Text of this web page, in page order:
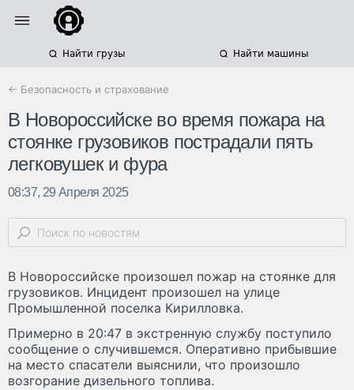
Найти грузы Найти машины
← Безопасность и страхование
В Новороссийске во время пожара на
стоянке грузовиков пострадали пять
легковушек и фура
08:37, 29 Апреля 2025
В Новороссийске произошел пожар на стоянке для
грузовиков. Инцидент произошел на улице
Промышленной поселка Кирилловка.
Примерно в 20:47 в экстренную службу поступило
сообщение о случившемся. Оперативно прибывшие
на место спасатели выяснили, что произошло
возгорание дизельного топлива.